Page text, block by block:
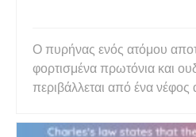
Ο πυρήνας ενός ατόμου
φορτισμένα πρωτόνια και
περιβάλλεται από ένα νέφος
τον ίδιο αριθμό πρωτονίων